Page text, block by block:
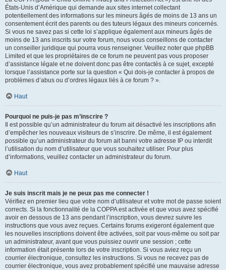
États-Unis d’Amérique qui demande aux sites internet collectant
potentiellement des informations sur les mineurs âgés de moins de 13 ans un
consentement écrit des parents ou des tuteurs légaux des mineurs concernés.
Si vous ne savez pas si cette loi s’applique également aux mineurs âgés de
moins de 13 ans inscrits sur votre forum, nous vous conseillons de contacter
un conseiller juridique qui pourra vous renseigner. Veuillez noter que phpBB
Limited et que les propriétaires de ce forum ne peuvent pas vous proposer
d’assistance légale et ne doivent donc pas être contactés à ce sujet, excepté
lorsque l’assistance porte sur la question « Qui dois-je contacter à propos de
problèmes d’abus ou d’ordres légaux liés à ce forum ? ».
Haut
Pourquoi ne puis-je pas m’inscrire ?
Il est possible qu’un administrateur du forum ait désactivé les inscriptions afin
d’empêcher les nouveaux visiteurs de s’inscrire. De même, il est également
possible qu’un administrateur du forum ait banni votre adresse IP ou interdit
l’utilisation du nom d’utilisateur que vous souhaitez utiliser. Pour plus
d’informations, veuillez contacter un administrateur du forum.
Haut
Je suis inscrit mais je ne peux pas me connecter !
Vérifiez en premier lieu que votre nom d’utilisateur et votre mot de passe soient
corrects. Si la fonctionnalité de la COPPA est activée et que vous avez spécifié
avoir en dessous de 13 ans pendant l’inscription, vous devrez suivre les
instructions que vous avez reçues. Certains forums exigeront également que
les nouvelles inscriptions doivent être activées, soit par vous-même ou soit par
un administrateur, avant que vous puissiez ouvrir une session ; cette
information était présente lors de votre inscription. Si vous aviez reçu un
courrier électronique, consultez les instructions. Si vous ne recevez pas de
courrier électronique, vous avez probablement spécifié une mauvaise adresse